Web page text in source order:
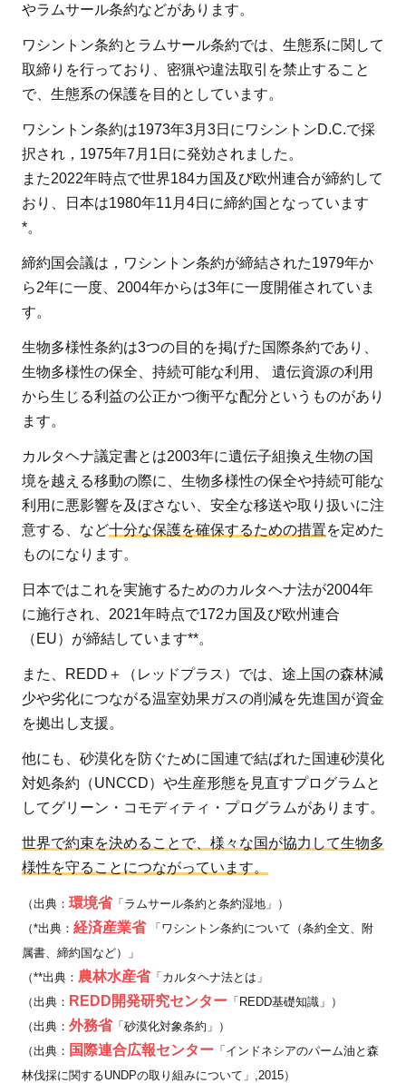
やラムサール条約などがあります。
ワシントン条約とラムサール条約では、生態系に関して
取締りを行っており、密猟や違法取引を禁止すること
で、生態系の保護を目的としています。
ワシントン条約は1973年3月3日にワシントンD.C.で採
択され，1975年7月1日に発効されました。
また2022年時点で世界184カ国及び欧州連合が締約して
おり、日本は1980年11月4日に締約国となっています
*。
締約国会議は，ワシントン条約が締結された1979年か
ら2年に一度、2004年からは3年に一度開催されていま
す。
生物多様性条約は3つの目的を掲げた国際条約であり、
生物多様性の保全、持続可能な利用、 遺伝資源の利用
から生じる利益の公正かつ衡平な配分というものがあり
ます。
カルタヘナ議定書とは2003年に遺伝⼦組換え⽣物の国
境を越える移動の際に、生物多様性の保全や持続可能な
利用に悪影響を及ぼさない、安全な移送や取り扱いに注
意する、など十分な保護を確保するための措置を定めた
ものになります。
日本ではこれを実施するためのカルタヘナ法が2004年
に施行され、2021年時点で172カ国及び欧州連合
（EU）が締結しています**。
また、REDD＋（レッドプラス）では、途上国の森林減
少や劣化につながる温室効果ガスの削減を先進国が資金
を拠出し支援。
他にも、砂漠化を防ぐために国連で結ばれた国連砂漠化
対処条約（UNCCD）や生産形態を見直すプログラムと
してグリーン・コモディティ・プログラムがあります。
世界で約束を決めることで、様々な国が協力して生物多
様性を守ることにつながっています。
（出典： 環境省「ラムサール条約と条約湿地」）
（*出典： 経済産業省「ワシントン条約について（条約全文、附
属書、締約国など）」
（**出典： 農林水産省「カルタヘナ法とは」
（出典： REDD開発研究センター 「REDD基礎知識」）
（出典： 外務省「砂漠化対象条約」）
（出典： 国際連合広報センター 「インドネシアのパーム油と森
林伐採に関するUNDPの取り組みについて」,2015）